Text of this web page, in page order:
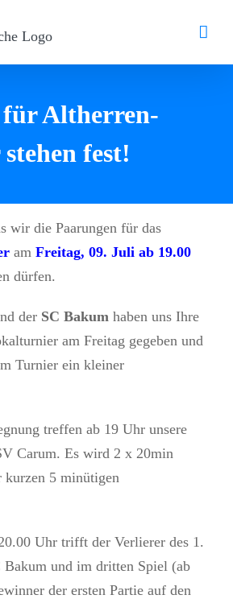
für Altherren-
fest!
wir die Paarungen für das
am Freitag, 09. Juli ab 19.00
dürfen.
der SC Bakum haben uns Ihre
am Freitag gegeben und
Turnier ein kleiner
treffen ab 19 Uhr unsere
Carum. Es wird 2 x 20min
kurzen 5 minütigen
Uhr trifft der Verlierer des 1.
Bakum und im dritten Spiel (ab
der ersten Partie auf den